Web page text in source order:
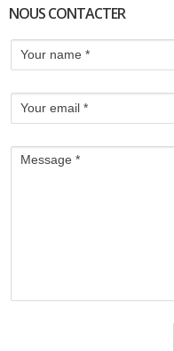
NOUS CONTACTER